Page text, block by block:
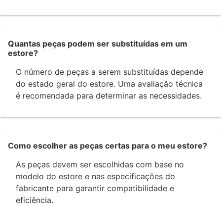
Quantas peças podem ser substituídas em um
estore?
O número de peças a serem substituídas depende
do estado geral do estore. Uma avaliação técnica
é recomendada para determinar as necessidades.
Como escolher as peças certas para o meu estore?
As peças devem ser escolhidas com base no
modelo do estore e nas especificações do
fabricante para garantir compatibilidade e
eficiência.